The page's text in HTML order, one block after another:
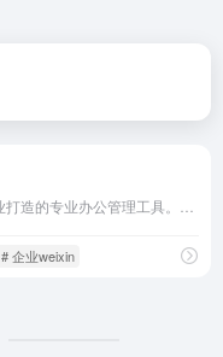
# 企业weixin